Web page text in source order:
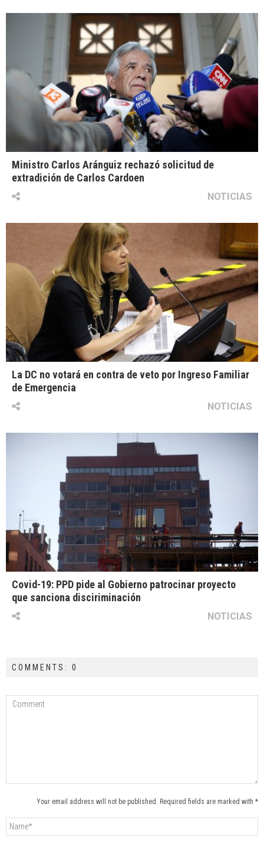
Ministro Carlos Aránguiz rechazó solicitud de
extradición de Carlos Cardoen
NOTICIAS
La DC no votará en contra de veto por Ingreso Familiar
de Emergencia
NOTICIAS
Covid-19: PPD pide al Gobierno patrocinar proyecto
que sanciona disciriminación
NOTICIAS
COMMENTS: 0
Your email address will not be published. Required fields are marked with *